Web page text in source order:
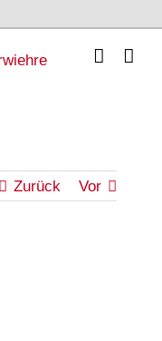
Zurück Vor